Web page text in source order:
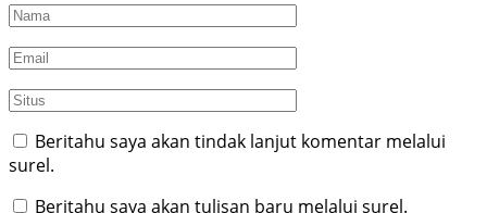
Beritahu saya akan tindak lanjut komentar melalui
surel.
Beritahu saya akan tulisan baru melalui surel.